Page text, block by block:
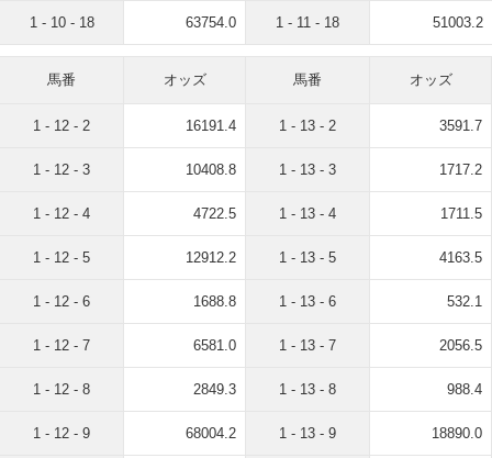
1 - 10 - 18 63754.0 1 - 11 - 18 51003.2
馬番 オッズ
1 - 12 - 2 16191.4
1 - 12 - 3 10408.8
1 - 12 - 4 4722.5
1 - 12 - 5 12912.2
1 - 12 - 6 1688.8
1 - 12 - 7 6581.0
1 - 12 - 8 2849.3
1 - 12 - 9 68004.2
馬番 オッズ
1 - 13 - 2 3591.7
1 - 13 - 3 1717.2
1 - 13 - 4 1711.5
1 - 13 - 5 4163.5
1 - 13 - 6 532.1
1 - 13 - 7 2056.5
1 - 13 - 8 988.4
1 - 13 - 9 18890.0